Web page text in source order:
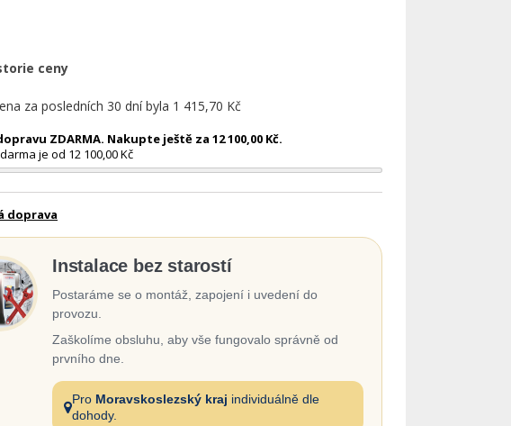
ceny
za posledních 30 dní byla 1 415,70 Kč
ZDARMA. Nakupte ještě za 12 100,00 Kč.
je od 12 100,00 Kč
doprava
Instalace bez starostí
Postaráme se o montáž, zapojení i uvedení do
provozu.
Zaškolíme obsluhu, aby vše fungovalo správně od
prvního dne.
Pro Moravskoslezský kraj individuálně dle
dohody.